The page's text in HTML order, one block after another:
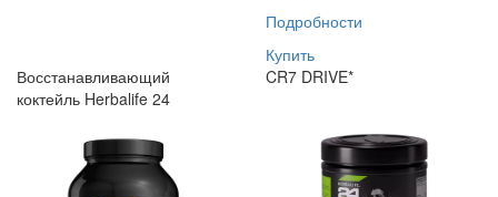
Подробности
Купить
Восстанавливающий
коктейль Herbalife 24
CR7 DRIVE*